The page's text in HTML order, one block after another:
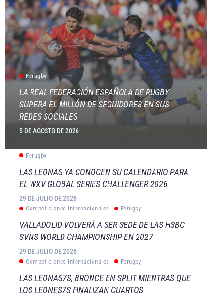
Ferugby
LA REAL FEDERACIÓN ESPAÑOLA DE RUGBY
SUPERA EL MILLÓN DE SEGUIDORES EN SUS
REDES SOCIALES
5 DE AGOSTO DE 2026
Ferugby
LAS LEONAS YA CONOCEN SU CALENDARIO PARA
EL WXV GLOBAL SERIES CHALLENGER 2026
29 DE JULIO DE 2026
Competiciones Internacionales Ferugby
VALLADOLID VOLVERÁ A SER SEDE DE LAS HSBC
SVNS WORLD CHAMPIONSHIP EN 2027
29 DE JULIO DE 2026
Competiciones Internacionales Ferugby
LAS LEONAS7S, BRONCE EN SPLIT MIENTRAS QUE
LOS LEONES7S FINALIZAN CUARTOS